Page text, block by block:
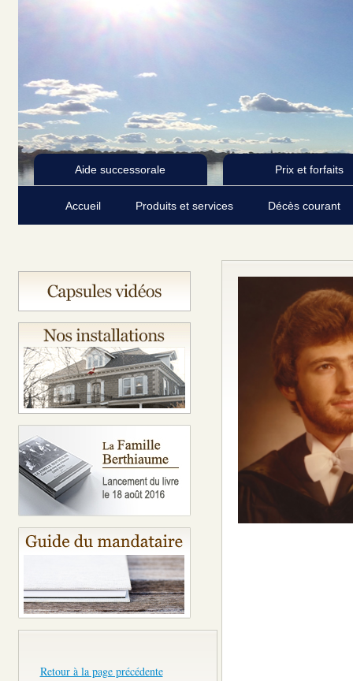
Aide successorale Prix et forfaits
Accueil Produits et services Décès courant
Retour à la page précédente